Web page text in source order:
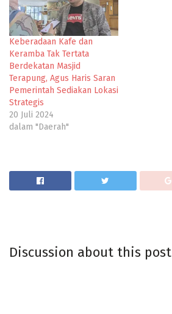
Keberadaan Kafe dan
Keramba Tak Tertata
Berdekatan Masjid
Terapung, Agus Haris Saran
Pemerintah Sediakan Lokasi
Strategis
20 Juli 2024
dalam "Daerah"
Discussion about this post